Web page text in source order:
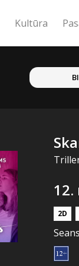
Kultūra
2D